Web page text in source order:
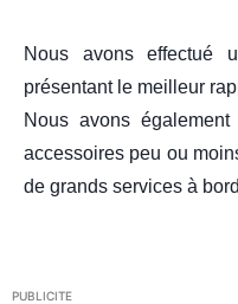
Nous avons effectué
présentant le meilleur
Nous avons
accessoires peu ou
de grands services à
PUBLICITE